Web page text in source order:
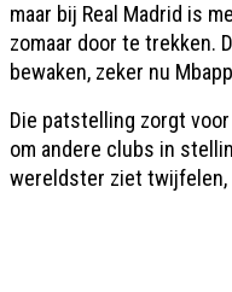
maar bij Real Madrid is
zomaar door te trekken.
bewaken, zeker nu
Die patstelling zorgt
om andere clubs in
wereldster ziet twijfelen,